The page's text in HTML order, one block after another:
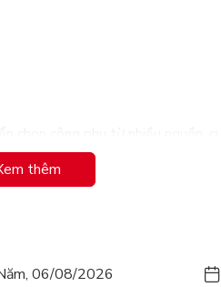
thêm
06/08/2026